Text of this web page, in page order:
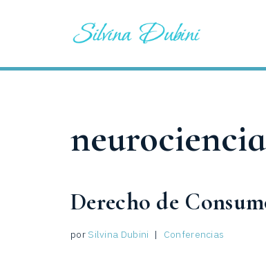
contenido
Derecho de
porSilvina Dubini Conferencias